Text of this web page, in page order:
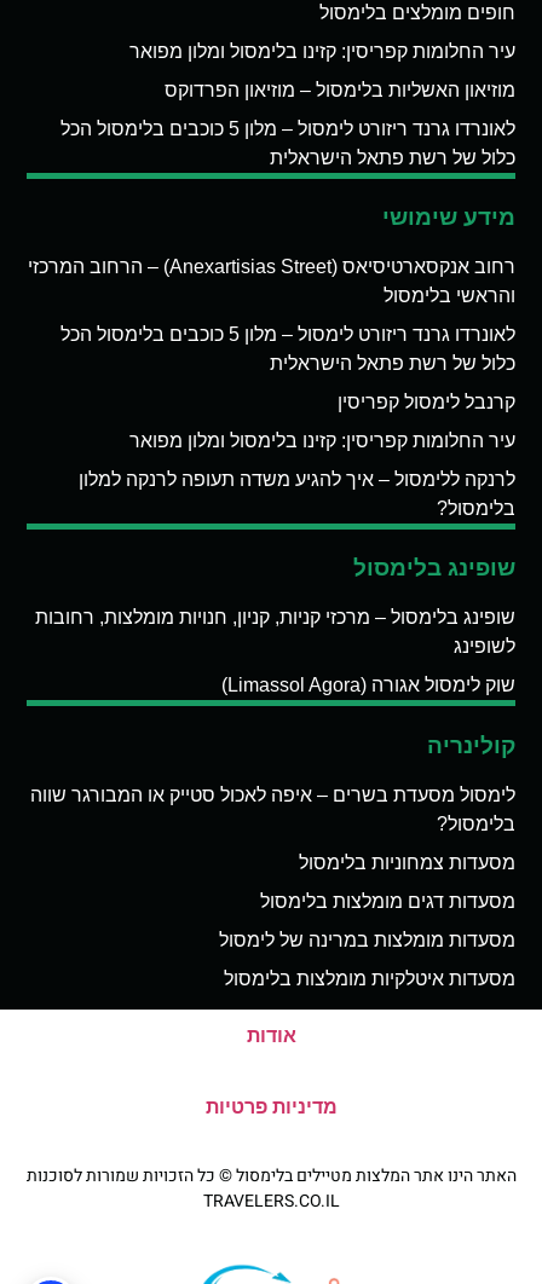
חופים מומלצים בלימסול
עיר החלומות קפריסין: קזינו בלימסול ומלון מפואר
מוזיאון האשליות בלימסול – מוזיאון הפרדוקס
לאונרדו גרנד ריזורט לימסול – מלון 5 כוכבים בלימסול הכל
כלול של רשת פתאל הישראלית
מידע שימושי
רחוב אנקסארטיסיאס (Anexartisias Street) – הרחוב המרכזי
והראשי בלימסול
לאונרדו גרנד ריזורט לימסול – מלון 5 כוכבים בלימסול הכל
כלול של רשת פתאל הישראלית
קרנבל לימסול קפריסין
עיר החלומות קפריסין: קזינו בלימסול ומלון מפואר
לרנקה ללימסול – איך להגיע משדה תעופה לרנקה למלון
בלימסול?
שופינג בלימסול
שופינג בלימסול – מרכזי קניות, קניון, חנויות מומלצות, רחובות
לשופינג
שוק לימסול אגורה (Limassol Agora)
קולינריה
לימסול מסעדת בשרים – איפה לאכול סטייק או המבורגר שווה
בלימסול?
מסעדות צמחוניות בלימסול
מסעדות דגים מומלצות בלימסול
מסעדות מומלצות במרינה של לימסול
מסעדות איטלקיות מומלצות בלימסול
אודות
מדיניות פרטיות
האתר הינו אתר המלצות מטיילים בלימסול © כל הזכויות שמורות לסוכנות
TRAVELERS.CO.IL